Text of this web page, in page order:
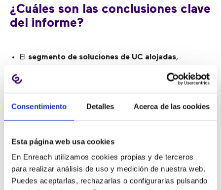
Consentimiento Detalles Acerca de las cookies
Esta página web usa cookies
En Enreach utilizamos cookies propias y de terceros
para realizar análisis de uso y medición de nuestra web.
Puedes aceptarlas, rechazarlas o configurarlas pulsando
¿Cuáles son las conclusiones clave
del informe?
El segmento de soluciones de UC alojadas,
a una mayor implementación de las soluciones de
Lasaplicaciones de atención médicase
desarrollarán a una CAGR del 20% en los próximos 6
de vídeoconferencia para el monitoreo remoto de
pacientes.
El segmento de pymescrecerá al ritmo más rápido
hasta 2025, debido a la creciente necesidad de una